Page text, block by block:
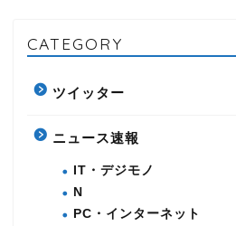
CATEGORY
ツイッター
ニュース速報
IT・デジモノ
N
PC・インターネット